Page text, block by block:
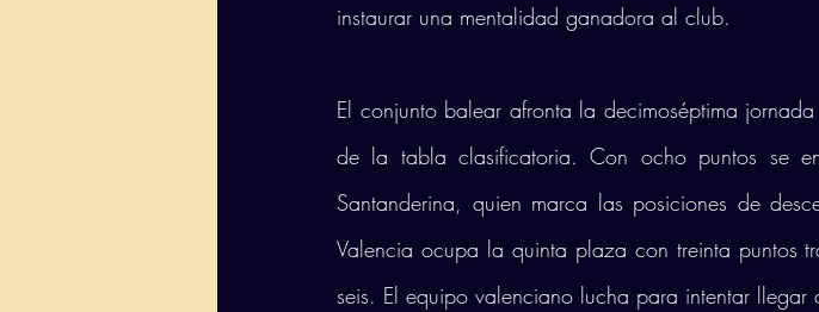
instaurar una mentalidad ganadora al club.
El conjunto balear afronta la decimoséptima
de la tabla clasificatoria. Con ocho puntos se
Santanderina, quien marca las posiciones de
Valencia ocupa la quinta plaza con treinta puntos
seis. El equipo valenciano lucha para intentar